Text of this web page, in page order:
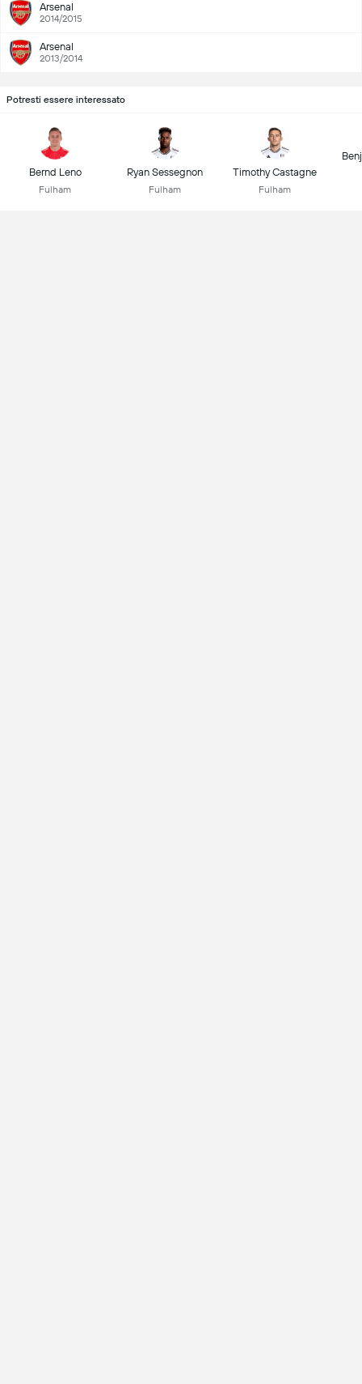
Arsenal
2014/2015
Arsenal
2013/2014
Potresti essere interessato
Bernd Leno
Fulham
Ryan Sessegnon
Fulham
Timothy Castagne
Fulham